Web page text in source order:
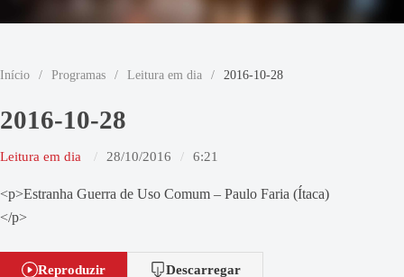
Início / Programas / Leitura em dia / 2016-10-28
2016-10-28
Leitura em dia 28/10/2016 6:21
<p>Estranha Guerra de Uso Comum – Paulo Faria (Ítaca)
</p>
Reproduzir Descarregar